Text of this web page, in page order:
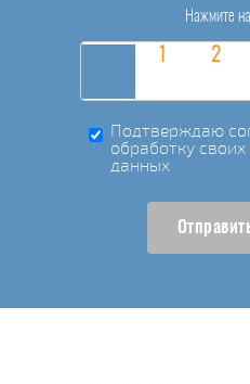
Нажмите
Подтверждаю
обработку
данных